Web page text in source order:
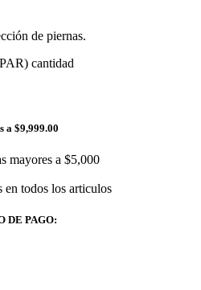
de piernas.
cantidad
a $9,999.00
mayores a $5,000
en todos los articulos
DE PAGO: